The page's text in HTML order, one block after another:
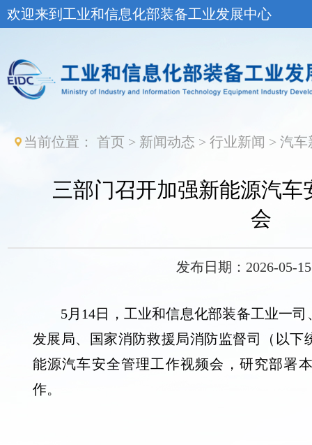
欢迎来到工业和信息化部装备工业发展中心
当前位置：首页 > 新闻动态 >行业新闻 >汽车
三部门召开加强新能源汽车
会
发布日期：2026-05-
5月14日，工业和信息化部装备工业一
发展局、国家消防救援局消防监督司（以下
能源汽车安全管理工作视频会，研究部署
作。